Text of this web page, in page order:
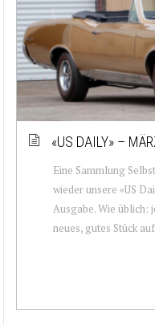
«US DAILY» –
Eine Sammlung
wieder unsere «US
Ausgabe. Wie üblich:
neues, gutes Stück